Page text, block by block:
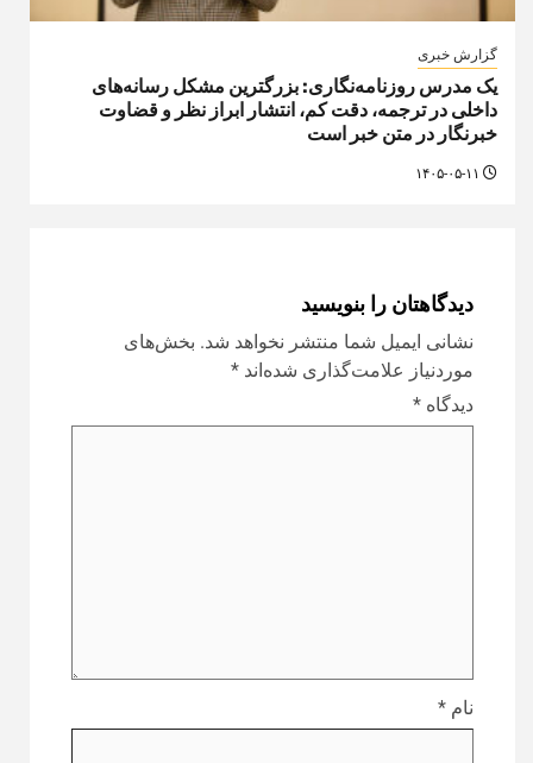
گزارش خبری
یک مدرس روزنامه‌نگاری: بزرگترین مشکل رسانه‌های
داخلی در ترجمه، دقت کم، انتشار ابراز نظر و قضاوت
خبرنگار در متن خبر است
دیدگاهتان را بنویسید
نشانی ایمیل شما منتشر نخواهد شد. بخش‌های
موردنیاز علامت‌گذاری شده‌اند *
دیدگاه *
نام *